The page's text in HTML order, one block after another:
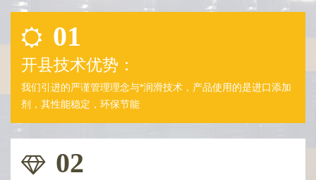
01
开县技术优势：
我们引进的严谨管理理念与*润滑技术，产品使用的是进口添加
剂，其性能稳定，环保节能
02